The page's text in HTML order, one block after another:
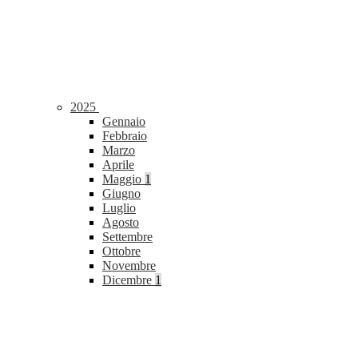
2025
Gennaio
Febbraio
Marzo
Aprile
Maggio 1
Giugno
Luglio
Agosto
Settembre
Ottobre
Novembre
Dicembre 1